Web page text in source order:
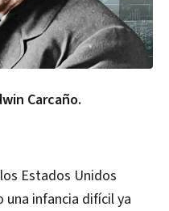
Carcaño.
Estados Unidos
una infancia difícil ya